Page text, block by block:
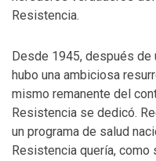
Resistencia.
Desde 1945, después de
hubo una ambiciosa
mismo remanente del
Resistencia se dedicó.
un programa de salud
Resistencia quería, como